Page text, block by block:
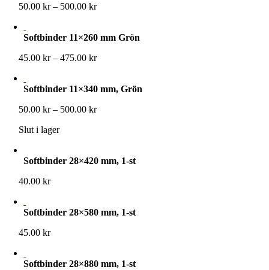
50.00kr – 500.00krPrisintervall:
500.00 kr
Softbinder 11×260 mm Grön
45.00kr – 475.00krPrisintervall:
475.00 kr
Softbinder 11×340 mm, Grön
50.00kr – 500.00krPrisintervall:
Slut i lager
Softbinder 28×420 mm, 1-st
40.00kr
Softbinder 28×580 mm, 1-st
45.00kr
Softbinder 28×880 mm, 1-st